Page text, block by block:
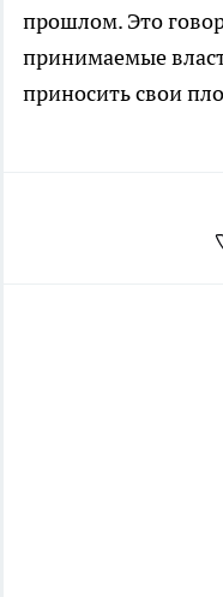
прошлом. Это
принимаемые
приносить свои